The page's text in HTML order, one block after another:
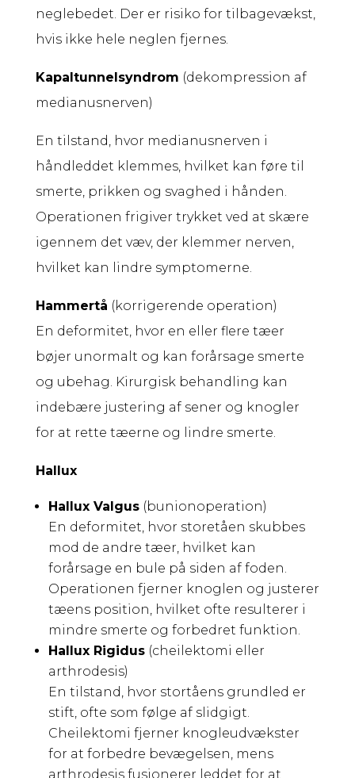
neglebedet. Der er risiko for tilbagevækst,
hvis ikke hele neglen fjernes.
Kapaltunnelsyndrom (dekompression af
medianusnerven)
En tilstand, hvor medianusnerven i
håndleddet klemmes, hvilket kan føre til
smerte, prikken og svaghed i hånden.
Operationen frigiver trykket ved at skære
igennem det væv, der klemmer nerven,
hvilket kan lindre symptomerne.
Hammertå (korrigerende operation)
En deformitet, hvor en eller flere tæer
bøjer unormalt og kan forårsage smerte
og ubehag. Kirurgisk behandling kan
indebære justering af sener og knogler
for at rette tæerne og lindre smerte.
Hallux
Hallux Valgus(bunionoperation)
En deformitet, hvor storetåen skubbes
mod de andre tæer, hvilket kan
forårsage en bule på siden af foden.
Operationen fjerner knoglen og justerer
tæens position, hvilket ofte resulterer i
mindre smerte og forbedret funktion.
Hallux Rigidus(cheilektomi eller
arthrodesis)
En tilstand, hvor stortåens grundled er
stift, ofte som følge af slidgigt.
Cheilektomi fjerner knogleudvækster
for at forbedre bevægelsen, mens
arthrodesis fusionerer leddet for at